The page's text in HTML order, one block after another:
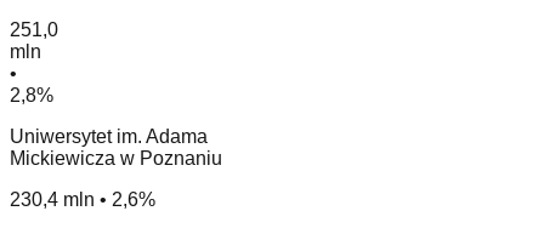
251,0
mln
•
2,8%
Uniwersytet im. Adama
Mickiewicza w Poznaniu
230,4 mln • 2,6%